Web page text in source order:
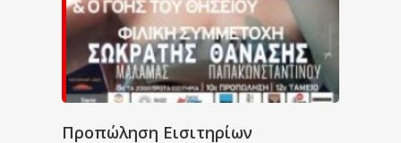
Προπώληση Εισιτηρίων